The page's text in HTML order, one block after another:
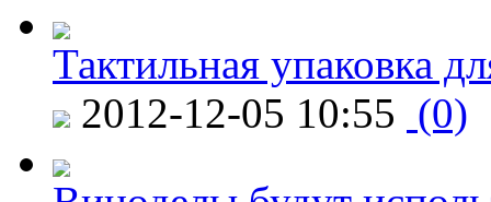
Тактильная упаковка
2012-12-05 10:55 (0)